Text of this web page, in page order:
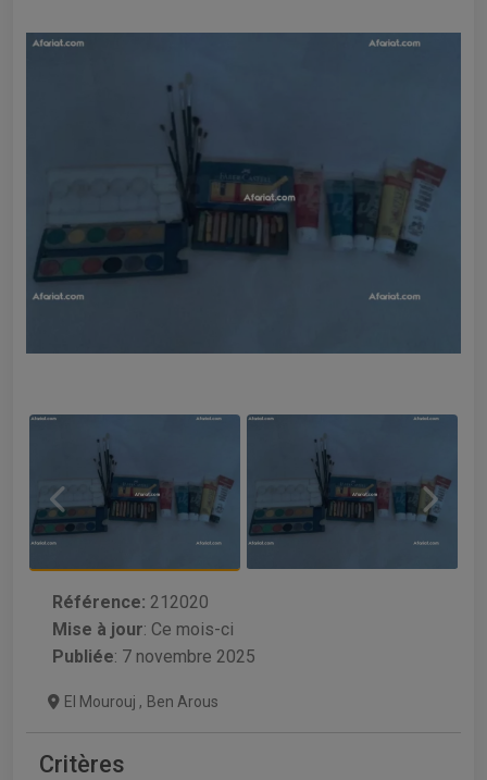
Référence: 212020
Mise à jour: Ce mois-ci
Publiée: 7 novembre 2025
El Mourouj , Ben Arous
Critères